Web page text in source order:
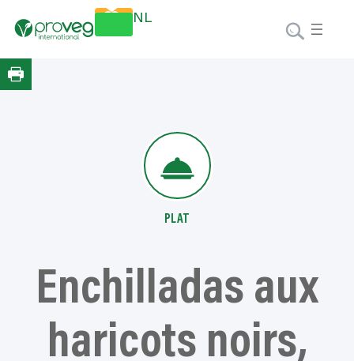
contenu
NL
PLAT
Enchilladas aux
haricots noirs,